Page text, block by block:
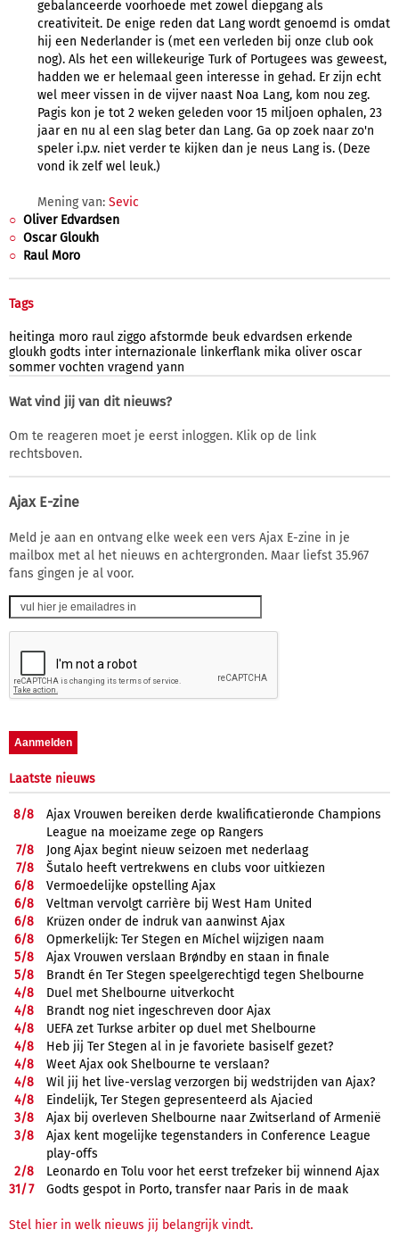
gebalanceerde voorhoede met zowel diepgang als
creativiteit. De enige reden dat Lang wordt genoemd is omdat
hij een Nederlander is (met een verleden bij onze club ook
nog). Als het een willekeurige Turk of Portugees was geweest,
hadden we er helemaal geen interesse in gehad. Er zijn echt
wel meer vissen in de vijver naast Noa Lang, kom nou zeg.
Pagis kon je tot 2 weken geleden voor 15 miljoen ophalen, 23
jaar en nu al een slag beter dan Lang. Ga op zoek naar zo'n
speler i.p.v. niet verder te kijken dan je neus Lang is. (Deze
vond ik zelf wel leuk.)
Mening van: Sevic
Oliver Edvardsen
Oscar Gloukh
Raul Moro
Tags
heitinga moro raul ziggo afstormde beuk edvardsen erkende
gloukh godts inter internazionale linkerflank mika oliver oscar
sommer vochten vragend yann
Wat vind jij van dit nieuws?
Om te reageren moet je eerst inloggen. Klik op de link
rechtsboven.
Ajax E-zine
Meld je aan en ontvang elke week een vers Ajax E-zine in je
mailbox met al het nieuws en achtergronden. Maar liefst 35.967
fans gingen je al voor.
Laatste nieuws
8/8
Ajax Vrouwen bereiken derde kwalificatieronde Champions
League na moeizame zege op Rangers
7/8
Jong Ajax begint nieuw seizoen met nederlaag
7/8
Šutalo heeft vertrekwens en clubs voor uitkiezen
6/8
Vermoedelijke opstelling Ajax
6/8
Veltman vervolgt carrière bij West Ham United
6/8
Krüzen onder de indruk van aanwinst Ajax
6/8
Opmerkelijk: Ter Stegen en Míchel wijzigen naam
5/8
Ajax Vrouwen verslaan Brøndby en staan in finale
5/8
Brandt én Ter Stegen speelgerechtigd tegen Shelbourne
4/8
Duel met Shelbourne uitverkocht
4/8
Brandt nog niet ingeschreven door Ajax
4/8
UEFA zet Turkse arbiter op duel met Shelbourne
4/8
Heb jij Ter Stegen al in je favoriete basiself gezet?
4/8
Weet Ajax ook Shelbourne te verslaan?
4/8
Wil jij het live-verslag verzorgen bij wedstrijden van Ajax?
4/8
Eindelijk, Ter Stegen gepresenteerd als Ajacied
3/8
Ajax bij overleven Shelbourne naar Zwitserland of Armenië
3/8
Ajax kent mogelijke tegenstanders in Conference League
play-offs
2/8
Leonardo en Tolu voor het eerst trefzeker bij winnend Ajax
31/7 Godts gespot in Porto, transfer naar Paris in de maak
Stel hier in welk nieuws jij belangrijk vindt.